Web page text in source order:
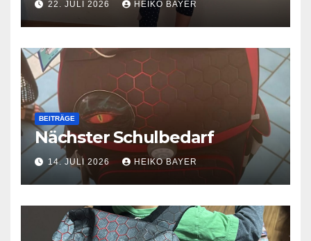
22. JULI 2026 HEIKO BAYER
BEITRÄGE
Nächster Schulbedarf
14. JULI 2026 HEIKO BAYER